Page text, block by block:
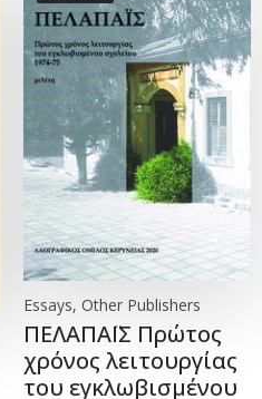
Essays, Other Publishers
ΠΕΛΑΠΑΪΣ Πρώτος
χρόνος λειτουργίας
του εγκλωβισμένου